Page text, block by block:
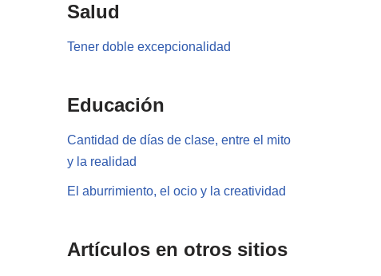
Salud
Tener doble excepcionalidad
Educación
Cantidad de días de clase, entre el mito
y la realidad
El aburrimiento, el ocio y la creatividad
Artículos en otros sitios